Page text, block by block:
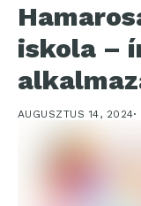
iskola –
AUGUSZTUS 14, 2024